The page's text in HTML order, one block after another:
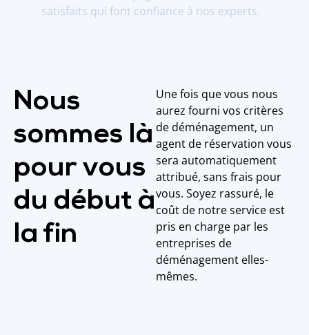
satisfaits qui font confiance à nos experts.
Nous
sommes là
pour vous
du début à
la fin
Une fois que vous nous
aurez fourni vos critères
de déménagement, un
agent de réservation vous
sera automatiquement
attribué, sans frais pour
vous. Soyez rassuré, le
coût de notre service est
pris en charge par les
entreprises de
déménagement elles-
mêmes.